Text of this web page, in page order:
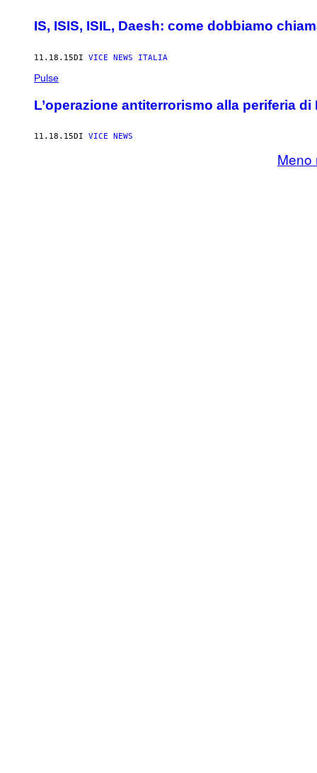
IS, ISIS, ISIL, Daesh: come dobbiamo
11.18.15DI VICE NEWS ITALIA
Pulse
L’operazione antiterrorismo alla periferia
11.18.15DI VICE NEWS
Meno